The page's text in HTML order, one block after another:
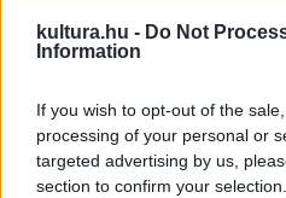
kultura.hu - Do Not
Information
If you wish to opt-out of the
processing of your personal or
targeted advertising by us,
section to confirm your
felgyorsult. Megkezdődtek
amelyek során feltették a
által megszállva tartott, ún.
különböző albizottságai
magyarországi